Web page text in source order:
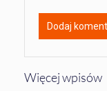
Więcej wpisów